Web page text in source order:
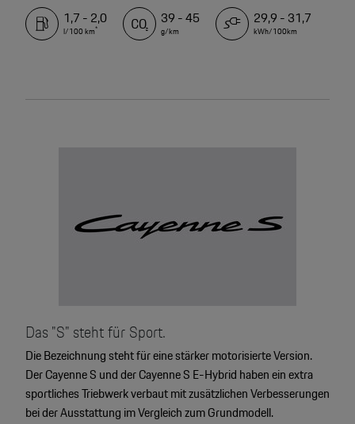
1,7 - 2,0
l/100 km*
39 - 45
g/km
29,9 - 31,7
kWh/100km
Das "S" steht für Sport.
Die Bezeichnung steht für eine stärker motorisierte Version.
Der Cayenne S und der Cayenne S E-Hybrid haben ein extra
sportliches Triebwerk verbaut mit zusätzlichen Verbesserungen
bei der Ausstattung im Vergleich zum Grundmodell.